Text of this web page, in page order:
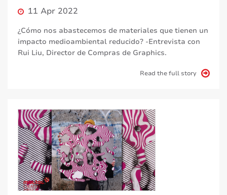
11 Apr 2022
¿Cómo nos abastecemos de materiales que tienen un
impacto medioambiental reducido? -Entrevista con
Rui Liu, Director de Compras de Graphics.
Read the full story